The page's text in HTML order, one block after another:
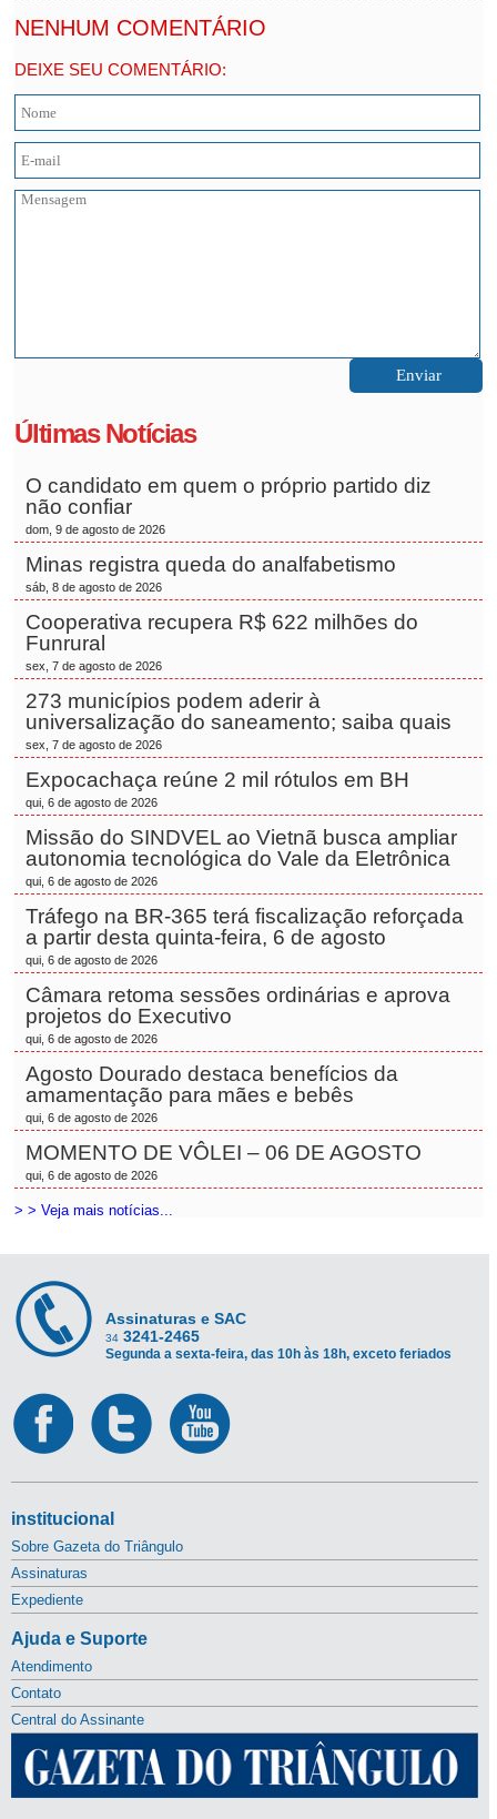
NENHUM COMENTÁRIO
DEIXE SEU COMENTÁRIO:
Últimas Notícias
O candidato em quem o próprio partido diz
não confiar
dom, 9 de agosto de 2026
Minas registra queda do analfabetismo
sáb, 8 de agosto de 2026
Cooperativa recupera R$ 622 milhões do
Funrural
sex, 7 de agosto de 2026
273 municípios podem aderir à
universalização do saneamento; saiba quais
sex, 7 de agosto de 2026
Expocachaça reúne 2 mil rótulos em BH
qui, 6 de agosto de 2026
Missão do SINDVEL ao Vietnã busca ampliar
autonomia tecnológica do Vale da Eletrônica
qui, 6 de agosto de 2026
Tráfego na BR-365 terá fiscalização reforçada
a partir desta quinta-feira, 6 de agosto
qui, 6 de agosto de 2026
Câmara retoma sessões ordinárias e aprova
projetos do Executivo
qui, 6 de agosto de 2026
Agosto Dourado destaca benefícios da
amamentação para mães e bebês
qui, 6 de agosto de 2026
MOMENTO DE VÔLEI – 06 DE AGOSTO
qui, 6 de agosto de 2026
> > Veja mais notícias...
Assinaturas e SAC
34 3241-2465
Segunda a sexta-feira, das 10h às 18h, exceto feriados
institucional
Sobre Gazeta do Triângulo
Assinaturas
Expediente
Ajuda e Suporte
Atendimento
Contato
Central do Assinante